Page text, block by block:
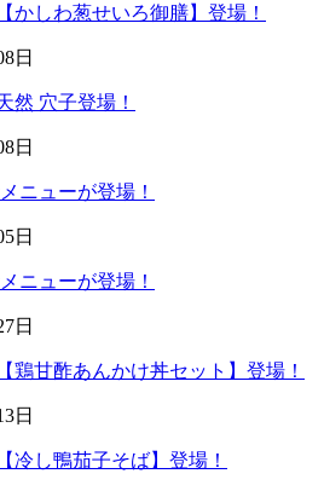
かしわ葱せいろ御膳】登場！
日
然 穴子登場！
日
ニューが登場！
日
ニューが登場！
日
鶏甘酢あんかけ丼セット】登場！
日
冷し鴨茄子そば】登場！